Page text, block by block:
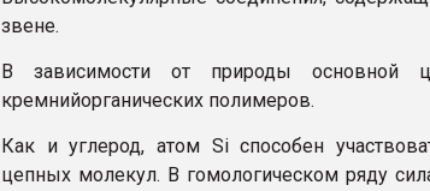
звене.
В зависимости от природы основной
кремнийорганических полимеров.
Как и углерод, атом Si способен
цепных молекул. В гомологическом ряду